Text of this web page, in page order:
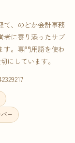
て、のどか会計事務
者に寄り添ったサブ
す。専門用語を使わ
にしています。
ー